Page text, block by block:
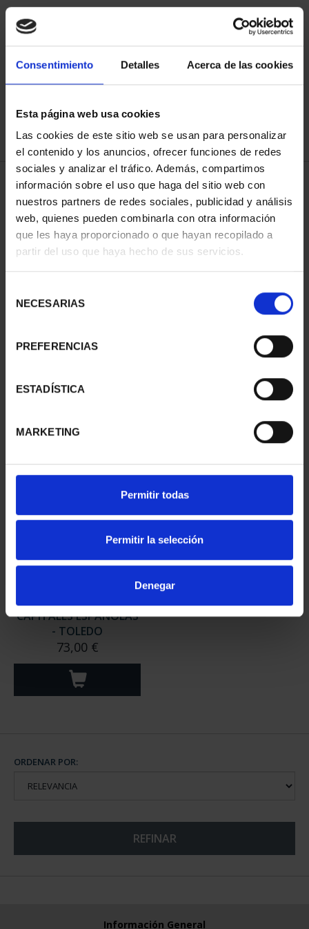
Consentimiento Detalles Acerca de las cookies
Esta página web usa cookies
Las cookies de este sitio web se usan para personalizar
el contenido y los anuncios, ofrecer funciones de redes
sociales y analizar el tráfico. Además, compartimos
información sobre el uso que haga del sitio web con
nuestros partners de redes sociales, publicidad y análisis
web, quienes pueden combinarla con otra información
que les haya proporcionado o que hayan recopilado a
partir del uso que haya hecho de sus servicios.
NECESARIAS
PREFERENCIAS
ESTADÍSTICA
MARKETING
Permitir todas
Permitir la selección
Denegar
ORDENAR POR:
3 Productos encontrados
- CUENCA
73,00 €
- GUADALAJARA
CAPITALES ESPAÑOLAS
- TOLEDO
73,00 €
ORDENAR POR:
REFINAR
Información General